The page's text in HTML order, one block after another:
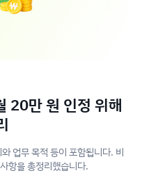
20만 원 인정 위해
업무 목적 등이 포함됩니다. 비
항을 총정리했습니다.